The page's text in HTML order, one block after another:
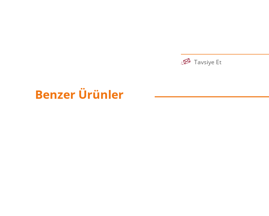
Tavsiye Et
Benzer Ürünler